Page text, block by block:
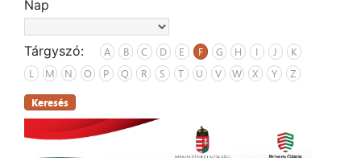
Nap
Tárgyszó: A B C D E F G H I J
K
L
M N O P Q R S T U V W X Y Z
Keresés